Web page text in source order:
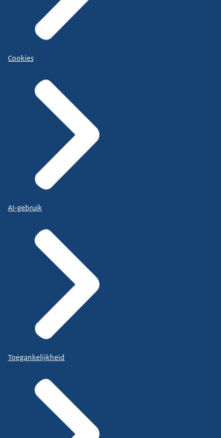
Cookies
AI-gebruik
Toegankelijkheid